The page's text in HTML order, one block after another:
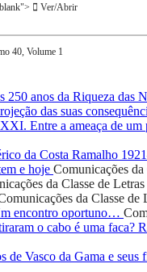
Ver/Abrir
40, Volume 1
anos da Riqueza das
das suas
Entre a ameaça de
da Costa Ramalho
e hoje Comunicações
da Classe de Letras
da Classe de
encontro oportuno…
o cabo é uma faca?
de Vasco da Gama e